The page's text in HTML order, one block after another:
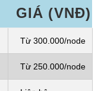
GIÁ (VNĐ)
Từ 300.000/node
Từ 250.000/node